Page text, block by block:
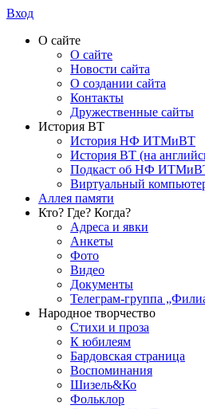
Вход
О сайте
О сайте
Новости сайта
О создании сайта
Контакты
Дружественные сайты
История ВТ
История НФ ИТМиВТ
История ВТ (на
Подкаст об НФ
Виртуальный
Аллея памяти
Кто? Где? Когда?
Адреса и явки
Анкеты
Фото
Видео
Документы
Телеграм-группа
Народное творчество
Стихи и проза
К юбилеям
Бардовская страница
Воспоминания
Шизель&Ко
Фольклор